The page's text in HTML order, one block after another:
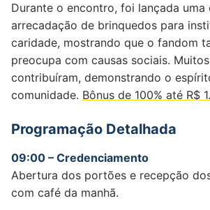
Durante o encontro, foi lançada uma
arrecadação de brinquedos para
caridade, mostrando que o fandom
preocupa com causas sociais.
contribuíram, demonstrando o
comunidade. Bônus de 100% até R$
Programação Detalhada
09:00 – Credenciamento
Abertura dos portões e recepção
com café da manhã.